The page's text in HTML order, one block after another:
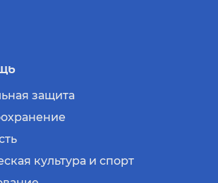
защита
культура и спорт